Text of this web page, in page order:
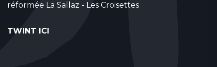
réformée La Sallaz - Les Croisettes
TWINT ICI